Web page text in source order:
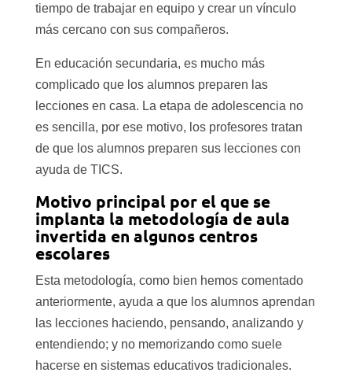
tiempo de trabajar en equipo y crear un vínculo
más cercano con sus compañeros.
En educación secundaria, es mucho más
complicado que los alumnos preparen las
lecciones en casa. La etapa de adolescencia no
es sencilla, por ese motivo, los profesores tratan
de que los alumnos preparen sus lecciones con
ayuda de TICS.
Motivo principal por el que se
implanta la metodología de aula
invertida en algunos centros
escolares
Esta metodología, como bien hemos comentado
anteriormente, ayuda a que los alumnos aprendan
las lecciones haciendo, pensando, analizando y
entendiendo; y no memorizando como suele
hacerse en sistemas educativos tradicionales.